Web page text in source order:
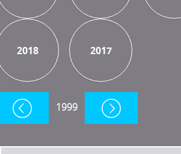
2018
2018 2017
2017
1999